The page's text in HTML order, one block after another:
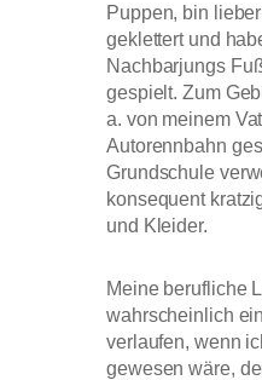
Puppen, bin
geklettert und
Nachbarjungs
gespielt. Zum
a. von meinem
Autorennbahn
Grundschule
konsequent
und Kleider.
Meine berufliche
wahrscheinlich
verlaufen, wenn
gewesen wäre,